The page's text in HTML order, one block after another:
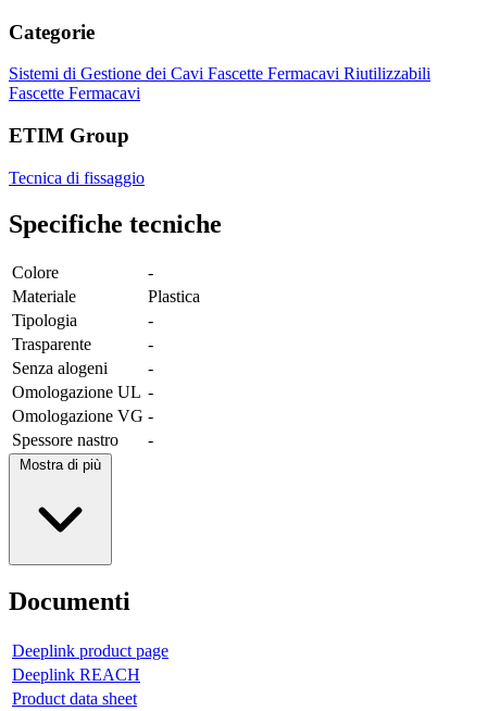
Categorie
Sistemi di Gestione dei Cavi Fascette Fermacavi Riutilizzabili
Fascette Fermacavi
ETIM Group
Tecnica di fissaggio
Specifiche tecniche
Colore
-
Materiale
Plastica
Tipologia
-
Trasparente
-
Senza alogeni
-
Omologazione UL -
Omologazione VG -
Spessore nastro
-
Mostra di più
Documenti
Deeplink product page
Deeplink REACH
Product data sheet